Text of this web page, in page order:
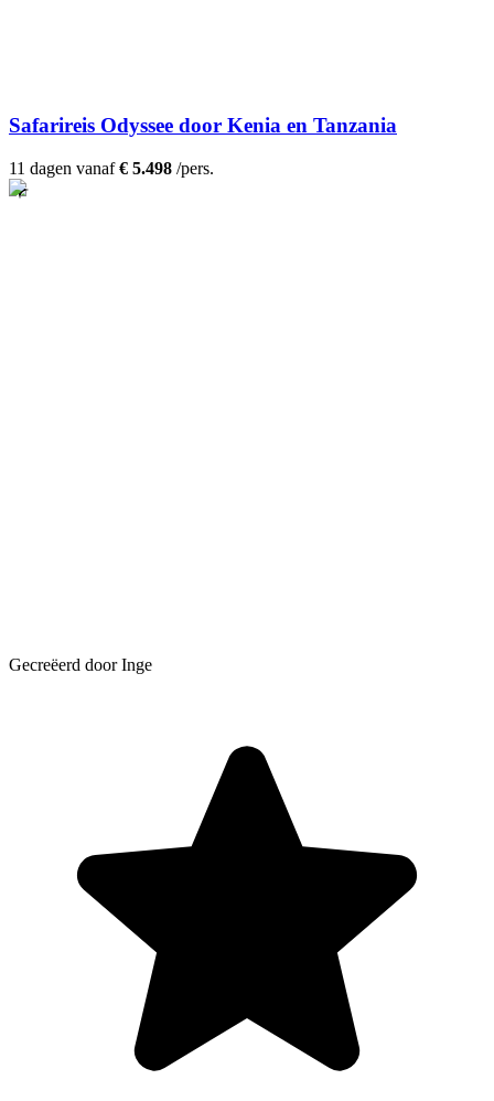
Safarireis Odyssee door Kenia en Tanzania
11 dagen vanaf€ 5.498 /pers.
Gecreëerd door Inge